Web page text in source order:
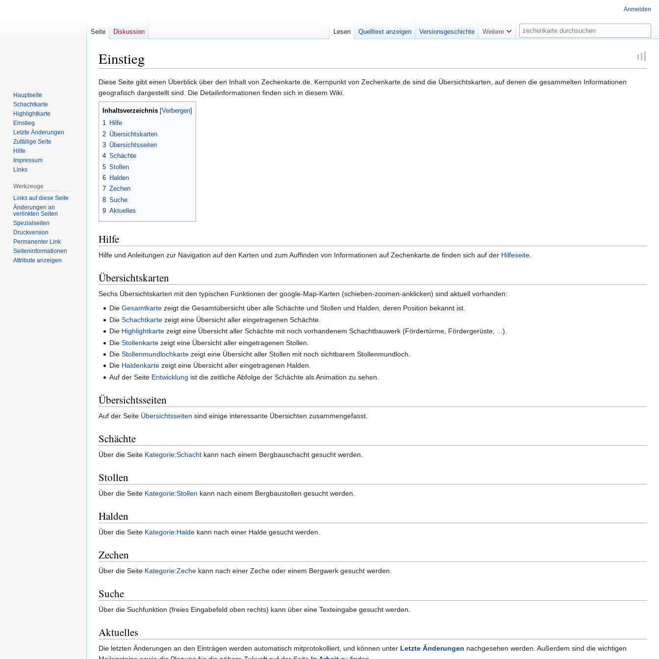
Einstieg
Zur
Navigation
springen
Zur
Suche
springen
Diese Seite gibt einen Überblick über den Inhalt von Zechenkarte.de. Kernpunkt von Zechenkarte.de sind die Übersichtskarten, auf denen die gesammelten Informationen
geografisch dargestellt sind. Die Detailinformationen finden sich in diesem Wiki.
Inhaltsverzeichnis
1 Hilfe
2 Übersichtskarten
3 Übersichtsseiten
4 Schächte
5 Stollen
6 Halden
7 Zechen
8 Suche
9 Aktuelles
Hilfe
Hilfe und Anleitungen zur Navigation auf den Karten und zum Auffinden von Informationen auf Zechenkarte.de finden sich auf der Hilfeseite.
Übersichtskarten
Sechs Übersichtskarten mit den typischen Funktionen der google-Map-Karten (schieben-zoomen-anklicken) sind aktuell vorhanden:
DieGesamtkarte zeigt die Gesamtübersicht über alle Schächte und Stollen und Halden, deren Position bekannt ist.
DieSchachtkarte zeigt eine Übersicht aller eingetragenen Schächte.
Die Highlightkarte zeigt eine Übersicht aller Schächte mit noch vorhandenem Schachtbauwerk (Fördertürme, Fördergerüste, ...).
DieStollenkarte zeigt eine Übersicht aller eingetragenen Stollen.
DieStollenmundlochkarte zeigt eine Übersicht aller Stollen mit noch sichtbarem Stollenmundloch.
Die Haldenkarte zeigt eine Übersicht aller eingetragenen Halden.
Auf der Seite Entwicklung ist die zeitliche Abfolge der Schächte als Animation zu sehen.
Übersichtsseiten
Auf der Seite Übersichtsseiten sind einige interessante Übersichten zusammengefasst.
Schächte
Über die Seite Kategorie:Schacht kann nach einem Bergbauschacht gesucht werden.
Stollen
Über die Seite Kategorie:Stollen kann nach einem Bergbaustollen gesucht werden.
Halden
Über die Seite Kategorie:Halde kann nach einer Halde gesucht werden.
Zechen
Über die Seite Kategorie:Zeche kann nach einer Zeche oder einem Bergwerk gesucht werden.
Suche
Über die Suchfunktion (freies Eingabefeld oben rechts) kann über eine Texteingabe gesucht werden.
Aktuelles
Die letzten Änderungen an den Einträgen werden automatisch mitprotokolliert, und können unter Letzte Änderungen nachgesehen werden. Außerdem sind die wichtigen
Anmelden
Seite Diskussion Lesen Quelltext anzeigen Versionsgeschichte Weitere
Suche
Hauptseite
Schachtkarte
Highlightkarte
Einstieg
Letzte Änderungen
Zufällige Seite
Hilfe
Impressum
Links
Werkzeuge
Links auf diese Seite
Änderungen an
verlinkten Seiten
Spezialseiten
Druckversion
Permanenter Link
Seiten­­informationen
Attribute anzeigen